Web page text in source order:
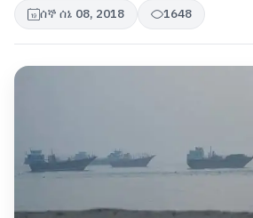
ሰኞ ሰኔ 08, 2018 1648